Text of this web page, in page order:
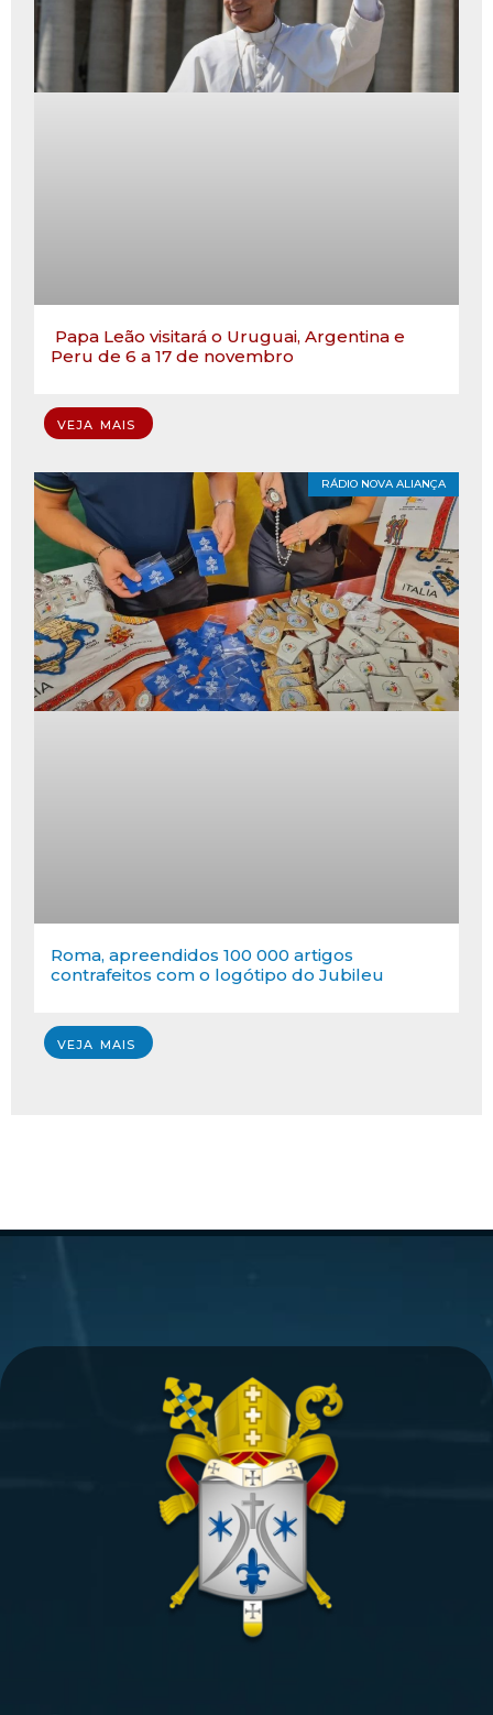
Papa Leão visitará o Uruguai, Argentina e
Peru de 6 a 17 de novembro
VEJA MAIS
RÁDIO NOVA ALIANÇA
Roma, apreendidos 100 000 artigos
contrafeitos com o logótipo do Jubileu
VEJA MAIS